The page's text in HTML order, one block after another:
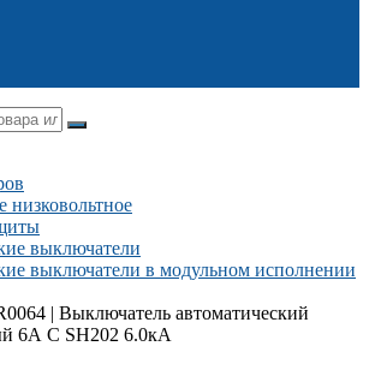
низковольтное
выключатели
выключатели в модульном исполнении
| Выключатель автоматический
6А С SH202 6.0кА